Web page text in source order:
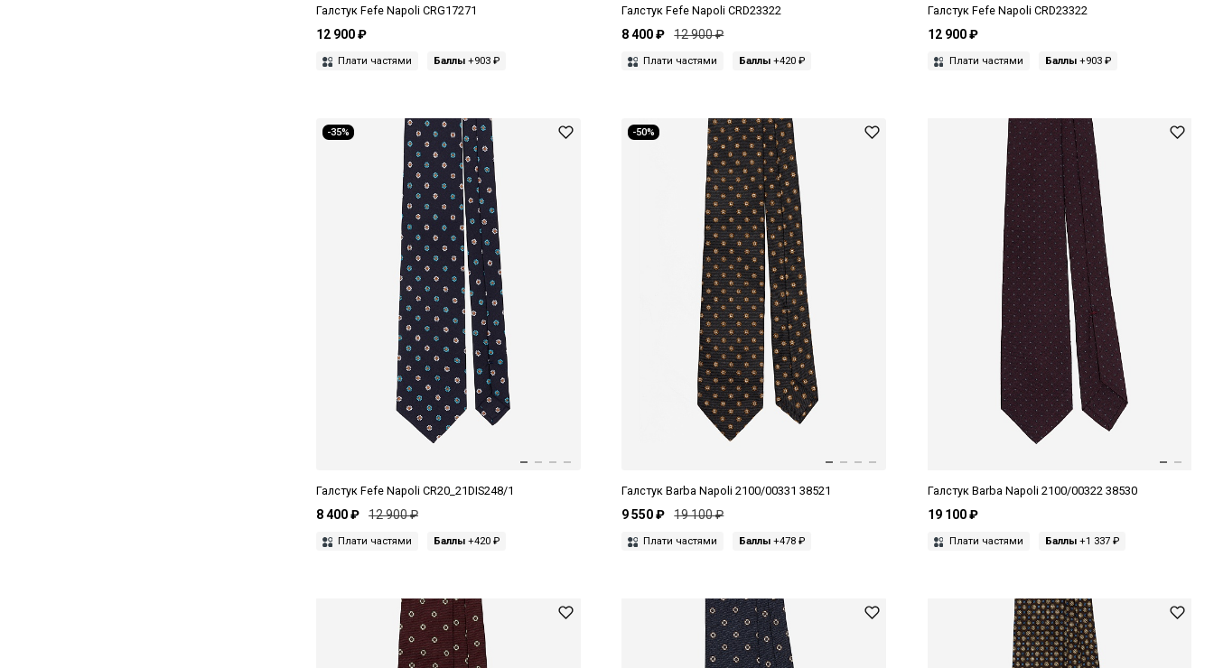
Галстук Fefe Napoli CRG17271
12 900 ₽
Плати частями Баллы +903 ₽
Галстук Fefe Napoli CRD23322
8 400 ₽ 12 900 ₽
Плати частями Баллы +420 ₽
Галстук Fefe Napoli CRD23322
12 900 ₽
Плати частями Баллы+903 ₽
-35%
Галстук Fefe Napoli CR20_21DIS248/1
8 400 ₽ 12 900 ₽
Плати частями Баллы +420 ₽
-50%
Галстук Barba Napoli 2100/00331 38521
9 550 ₽ 19 100 ₽
Плати частями Баллы +478 ₽
Галстук Barba Napoli 2100/00322 38530
19 100 ₽
Плати частями Баллы+1 337 ₽